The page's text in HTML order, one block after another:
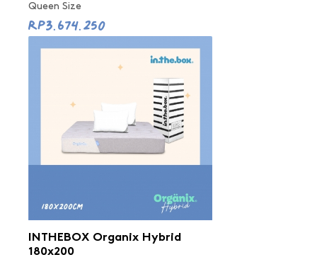
Queen Size
Rp3.674.250
INTHEBOX Organix Hybrid
180x200